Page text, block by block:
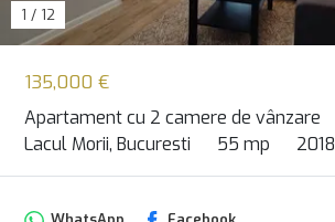
135,000 €
Apartament cu 2 camere de vânzare
Lacul Morii, Bucuresti
55 mp 2018
1 / 12